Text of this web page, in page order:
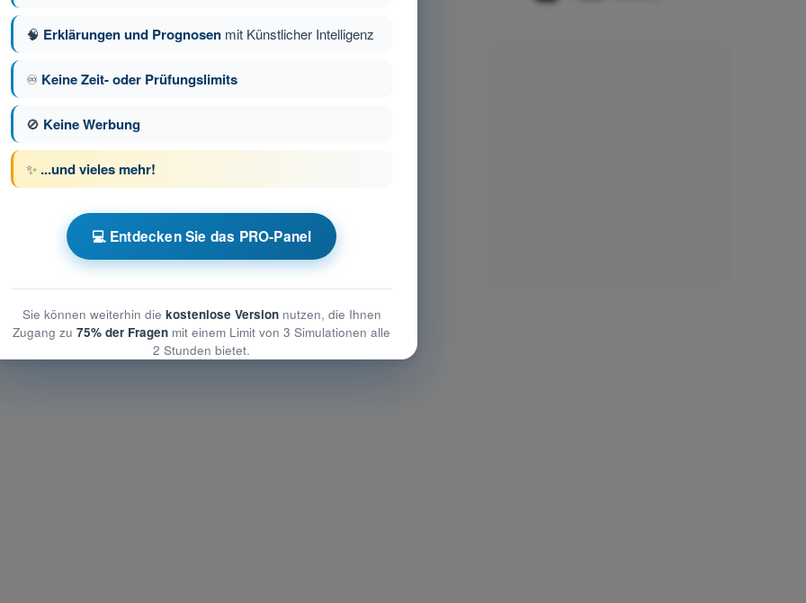
132 von 168 Nächste Frage
PPL(A) Theorieprüfungs-
Leistungsvermögen
Leistungsvermögen
🧠 Erklärungen und Prognosen mit Künstlicher Intelligenz
♾️ Keine Zeit- oder Prüfungslimits
🚫 Keine Werbung
✨ ...und vieles mehr!
💻 Entdecken Sie das PRO-Panel
Sie können weiterhin die kostenlose Versionnutzen, die Ihnen
Zugang zu 75% der Fragen mit einem Limit von 3 Simulationen alle
2 Stunden bietet.